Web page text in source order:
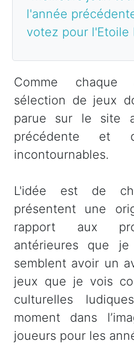
l'année
votez pour l'Etoile
Comme
sélection de jeux
parue sur le site
précédente et
incontournables.
L'idée est de
présentent une
rapport aux
antérieures que
semblent avoir un
jeux que je vois
culturelles
moment dans
joueurs pour les